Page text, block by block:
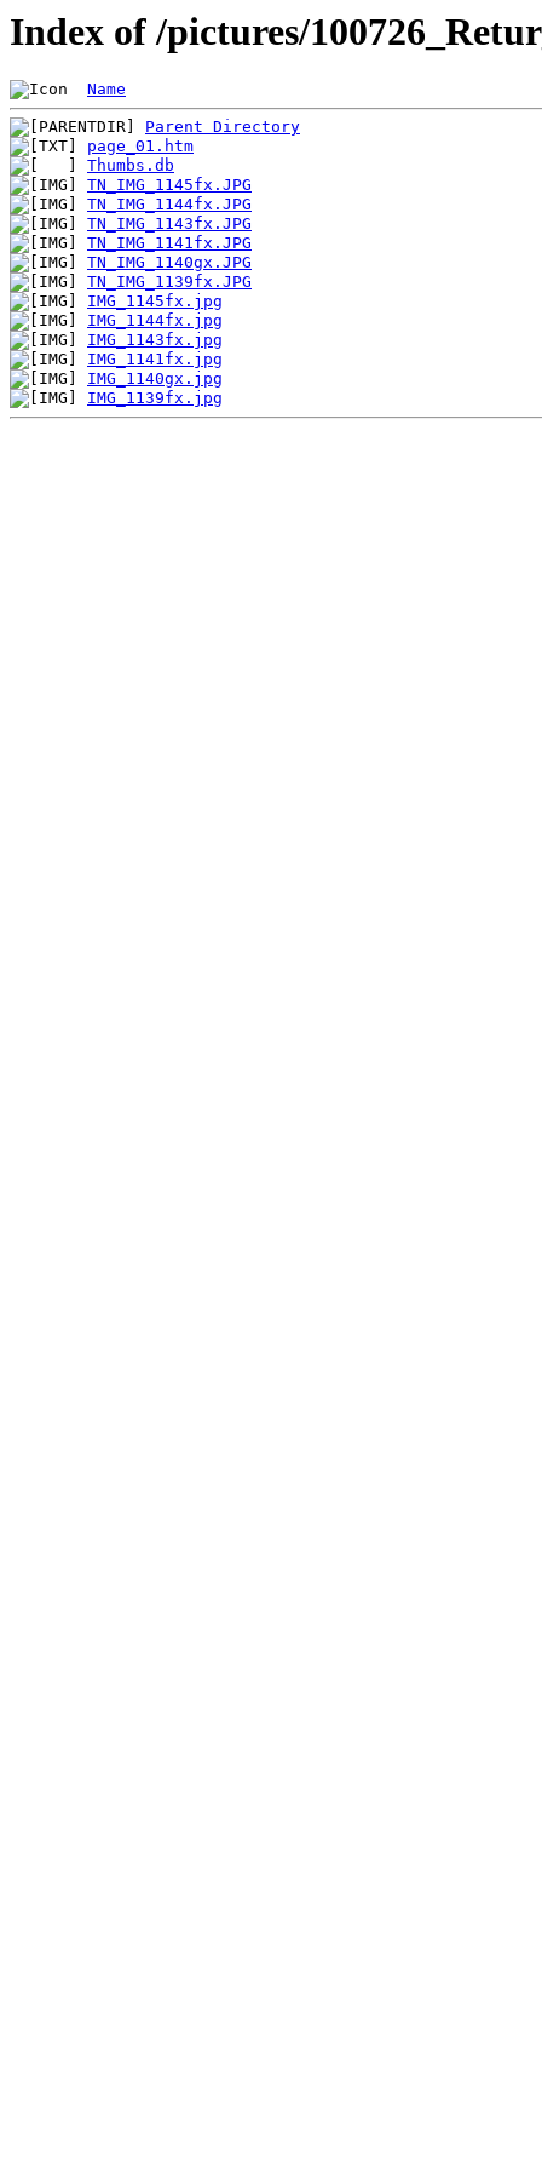
Index of /pictures/
Name
Parent Directory
page_01.htm
Thumbs.db
TN_IMG_1145fx.JPG
TN_IMG_1144fx.JPG
TN_IMG_1143fx.JPG
TN_IMG_1141fx.JPG
TN_IMG_1140gx.JPG
TN_IMG_1139fx.JPG
IMG_1145fx.jpg
IMG_1144fx.jpg
IMG_1143fx.jpg
IMG_1141fx.jpg
IMG_1140gx.jpg
IMG_1139fx.jpg